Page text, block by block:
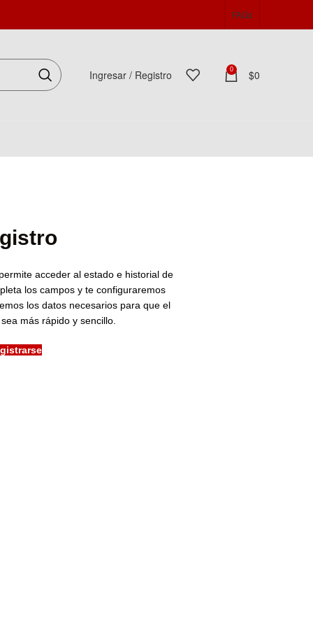
FAQs
Ingresar / Registro 0 $0
acceder al estado e historial de
los campos y te configuraremos
los datos necesarios para que el
más rápido y sencillo.